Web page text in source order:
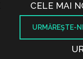
CELE MAI
URMĂREŞTE-